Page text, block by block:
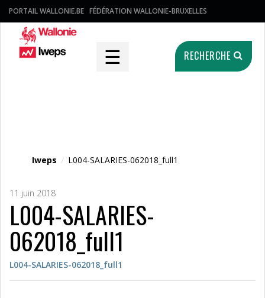
PORTAIL WALLONIE.BE FÉDÉRATION WALLONIE-BRUXELLES
☰ RECHERCHE
Iweps / L004-SALARIES-062018_full1
11 juin 2018
L004-SALARIES-
062018_full1
L004-SALARIES-062018_full1